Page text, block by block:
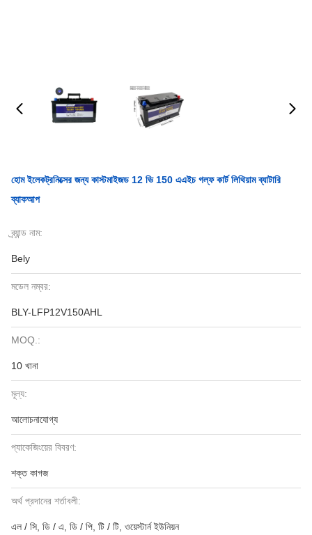
হোম ইলেকট্রনিক্সের জন্য কাস্টমাইজড 12 ভি 150 এএইচ গল্ফ কার্ট লিথিয়াম ব্যাটারি
ব্যাকআপ
ব্র্যান্ড নাম:
Bely
মডেল নম্বর:
BLY-LFP12V150AHL
MOQ.:
10 খানা
মূল্য:
আলোচনাযোগ্য
প্যাকেজিংয়ের বিবরণ:
শক্ত কাগজ
অর্থ প্রদানের শর্তাবলী:
এল / সি, ডি / এ, ডি / পি, টি / টি, ওয়েস্টার্ন ইউনিয়ন